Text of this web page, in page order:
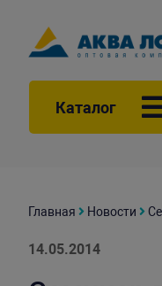
Каталог
Главная Новости
14.05.2014